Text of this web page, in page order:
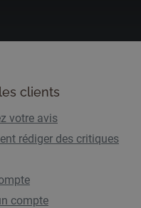
clients
votre avis
rédiger des critiques
compte